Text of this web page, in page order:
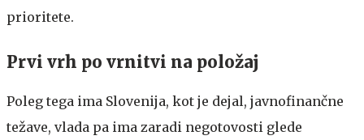
prioritete.
Prvi vrh po vrnitvi na položaj
Poleg tega ima Slovenija, kot je dejal, javnofinančne
težave, vlada pa ima zaradi negotovosti glede